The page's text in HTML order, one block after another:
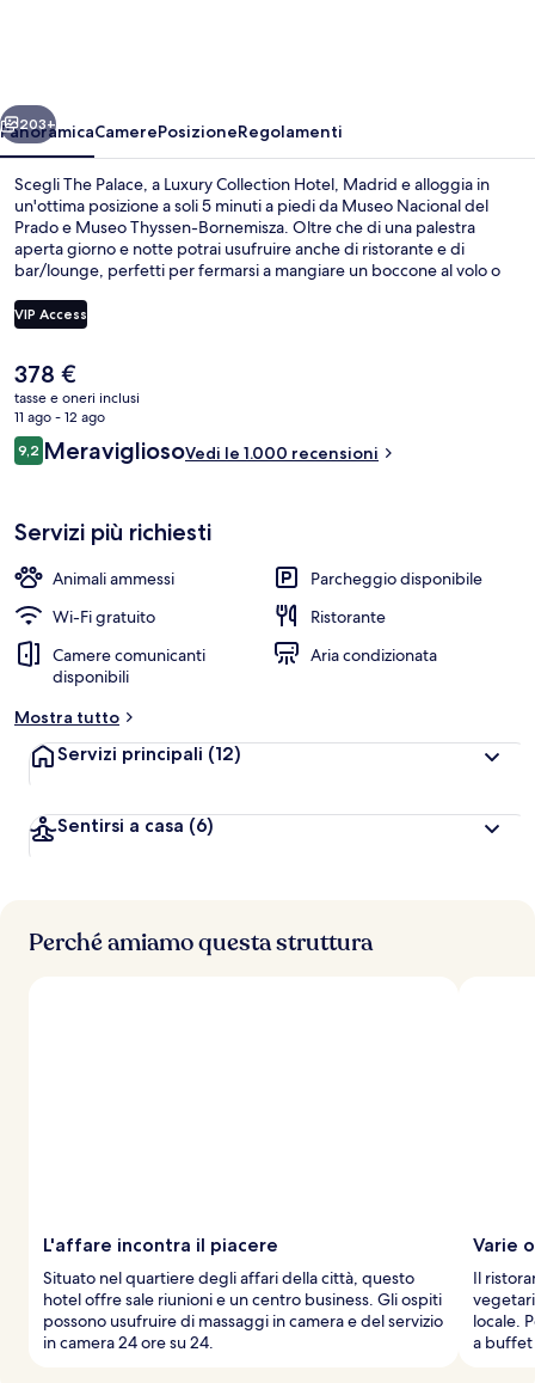
Hotel,
Madrid
Avanti
203+
PanoramicaCamerePosizioneRegolamenti
Scegli The Palace, a Luxury Collection Hotel, Madrid e alloggia in
un'ottima posizione a soli 5 minuti a piedi da Museo Nacional del
Prado e Museo Thyssen-Bornemisza. Oltre che di una palestra
aperta giorno e notte potrai usufruire anche di ristorante e di
bar/lounge, perfetti per fermarsi a mangiare un boccone al volo o
una terrazza e un giardino. Le recensioni degli ospiti lodano il
personale gentile della struttura. Approfitta dei mezzi pubblici nelle
di Banco de España a 7 min a piedi.
VIP Access
Il
prezzo
attuale
è
378 €
378 €
tasse e oneri inclusi
11 ago - 12 ago
Recensioni
9,29,2 su 10
MeravigliosoVedi le 1.000 recensioni
Servizi più richiesti
Animali ammessi
Parcheggio disponibile
Wi-Fi gratuito
Ristorante
Camere comunicanti
disponibili
Aria condizionata
Mostra tutto
Servizi principali (12)
Sentirsi a casa (6)
Perché amiamo questa struttura
L'affare incontra il piacere
Situato nel quartiere degli affari della città, questo
hotel offre sale riunioni e un centro business. Gli ospiti
possono usufruire di massaggi in camera e del servizio
in camera 24 ore su 24.
Varie
Il
locale.
a buffet